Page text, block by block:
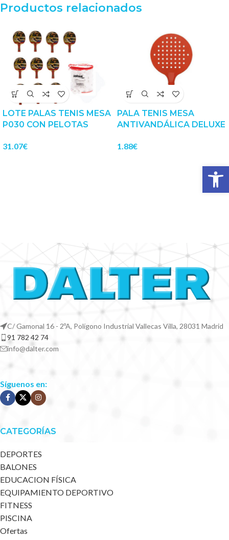
Productos relacionados
LOTE PALAS TENIS MESA
P030 CON PELOTAS
31.07€
PALA TENIS MESA
ANTIVANDÁLICA DELUXE
1.88€
C/ Gamonal 16 - 2ºA, Polígono Industrial Vallecas Villa, 28031 Madrid
91 782 42 74
info@dalter.com
Síguenos en:
CATEGORÍAS
DEPORTES
BALONES
EDUCACION FÍSICA
EQUIPAMIENTO DEPORTIVO
FITNESS
PISCINA
Ofertas
Abrir